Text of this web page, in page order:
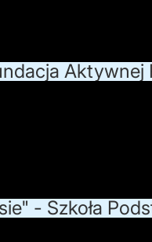
Aktywnej
- Szkoła